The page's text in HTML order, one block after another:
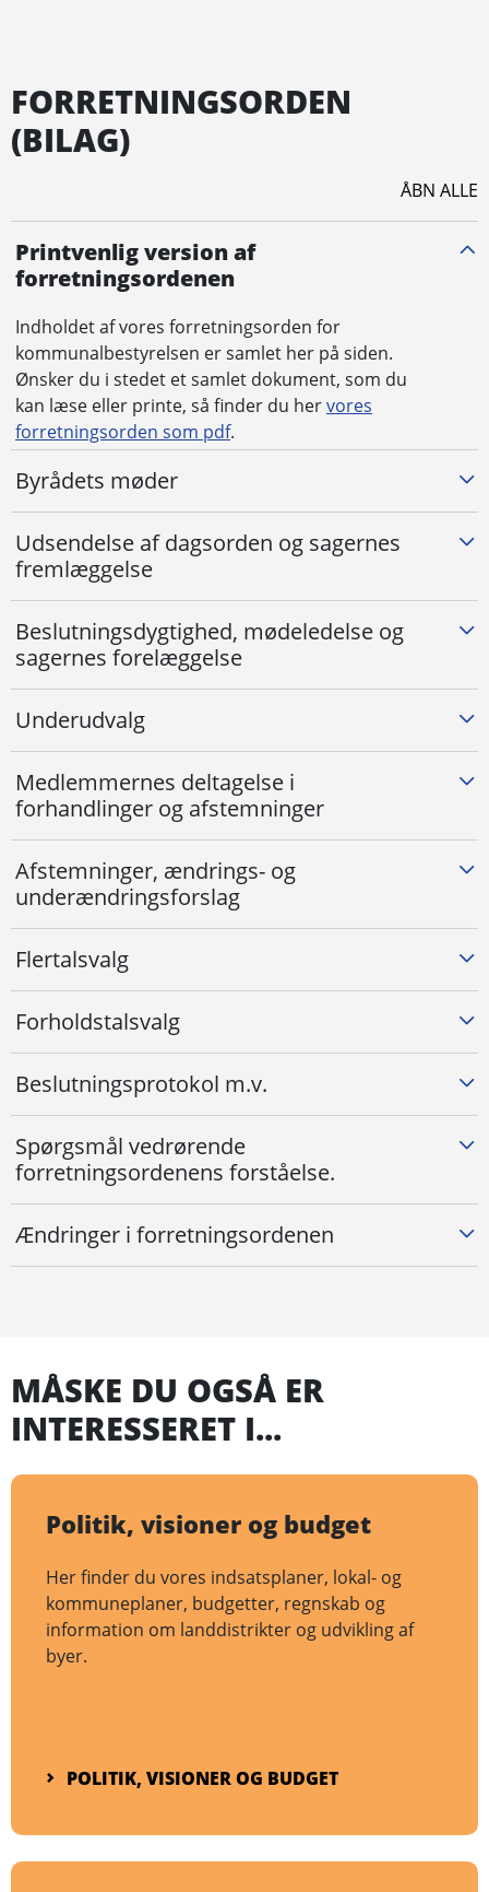
FOR­RET­NINGS­ORD­EN
(BILAG)
ÅBN ALLE
Printvenlig version af
forretningsordenen
Indholdet af vores forretningsorden for
kommunalbestyrelsen er samlet her på siden.
Ønsker du i stedet et samlet dokument, som du
kan læse eller printe, så finder du hervores
forretningsorden som pdf.
Byrådets møder
Udsendelse af dagsorden og sagernes
fremlæggelse
Beslutningsdygtighed, mødeledelse og
sagernes forelæggelse
Underudvalg
Medlemmernes deltagelse i
forhandlinger og afstemninger
Afstemninger, ændrings- og
underændringsforslag
Flertalsvalg
Forholdstalsvalg
Beslutningsprotokol m.v.
Spørgsmål vedrørende
forretningsordenens forståelse.
Ændringer i forretningsordenen
MÅSKE DU OGSÅ ER
INTERESSERET I...
Politik, visioner og budget
Her finder du vores indsatsplaner, lokal- og
kommuneplaner, budgetter, regnskab og
information om landdistrikter og udvikling af
byer.
POLITIK, VISIONER OG BUDGET